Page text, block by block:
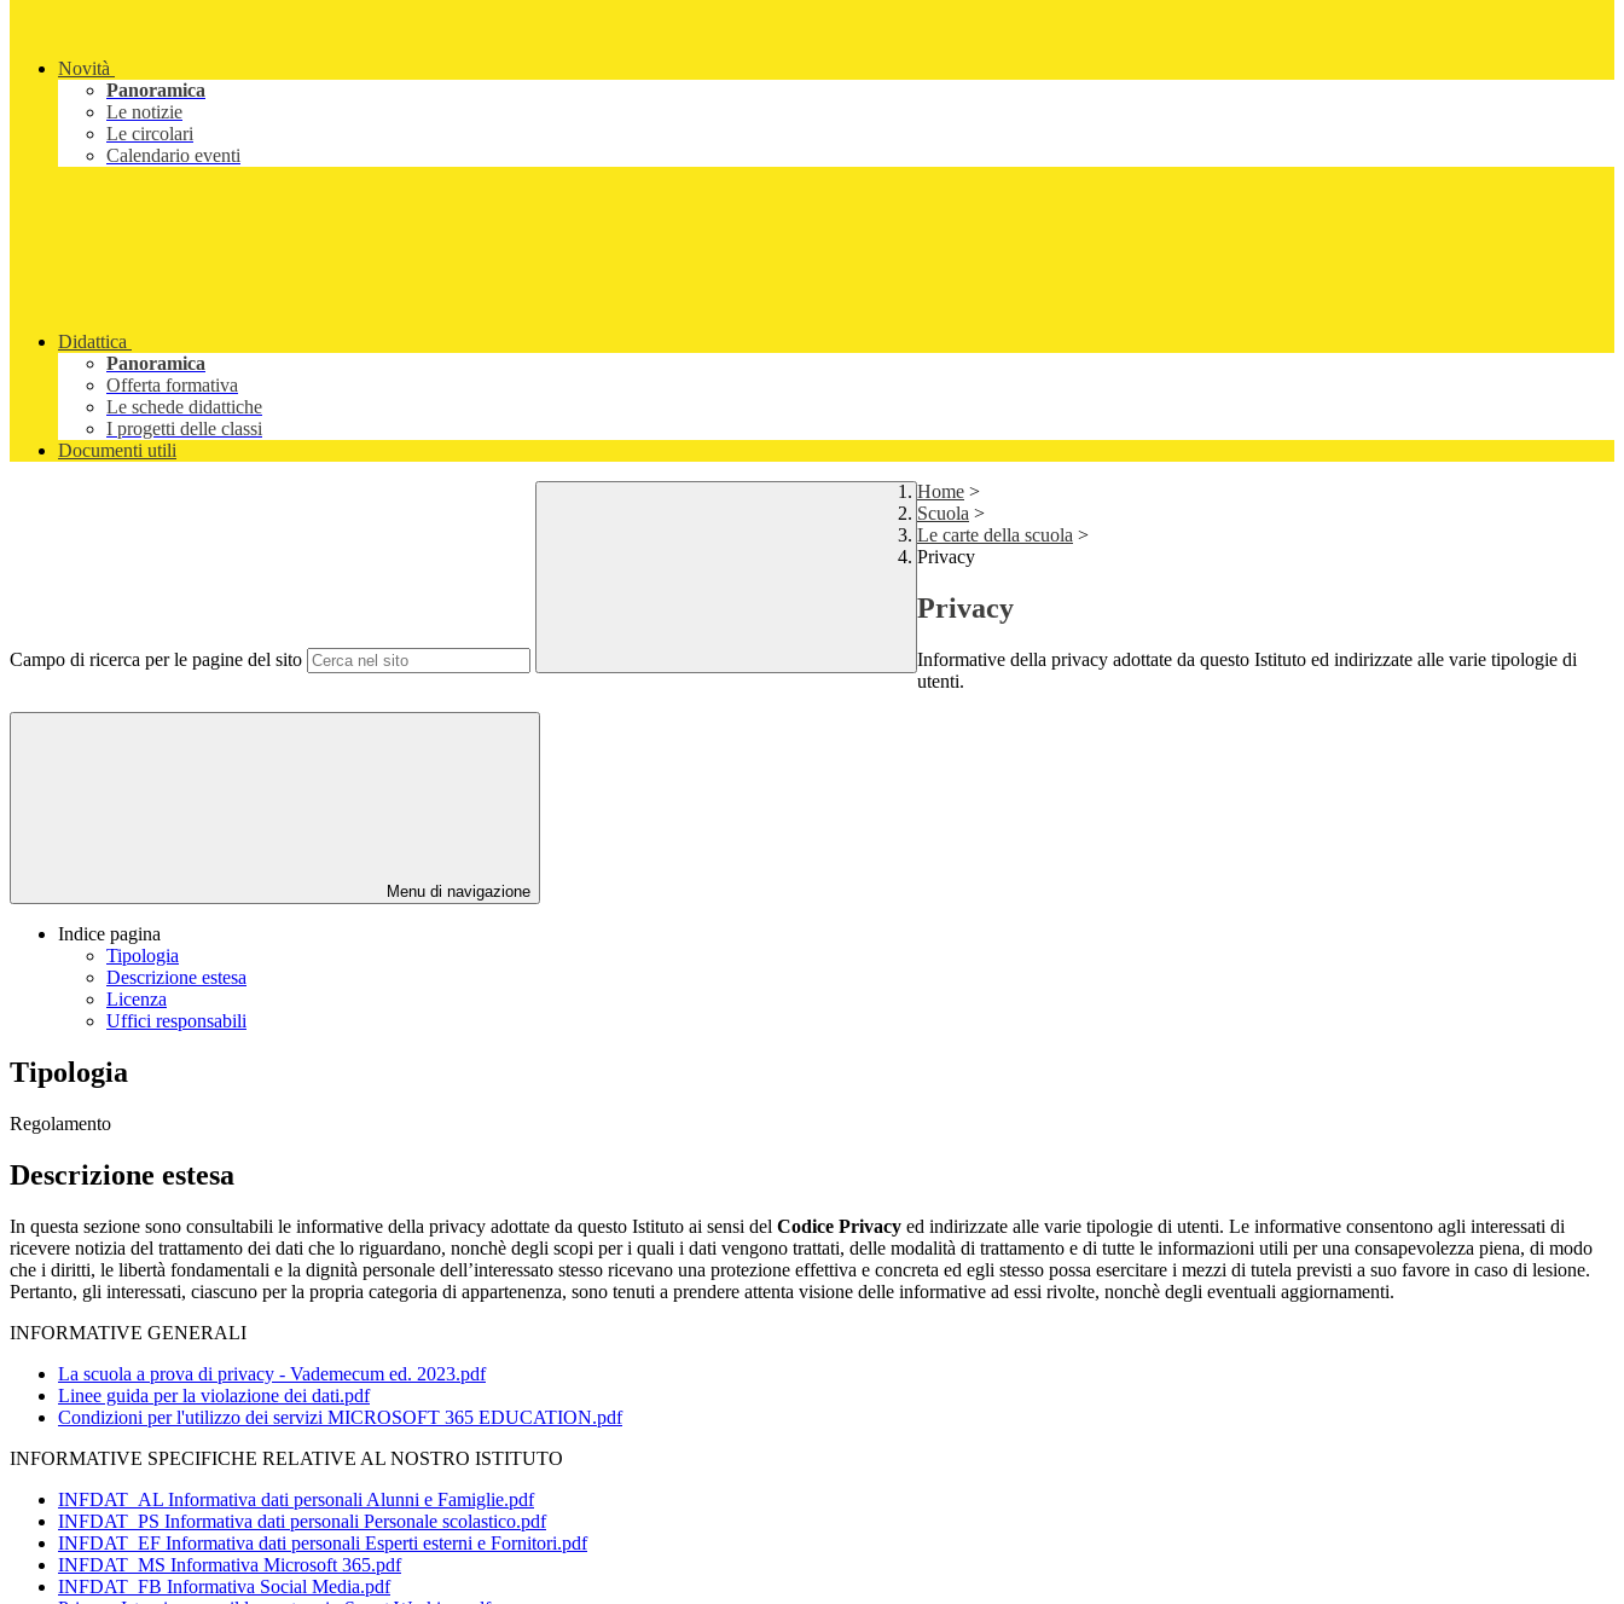
Novità
Panoramica
Le notizie
Le circolari
Calendario eventi
Didattica
Panoramica
Offerta formativa
Le schede didattiche
I progetti delle classi
Documenti utili
Campo di ricerca per le pagine del sito
Home >
Scuola >
Le carte della scuola >
Privacy
Privacy
Informative della privacy adottate da questo Istituto ed indirizzate alle varie tipologie di
utenti.
Menu di navigazione
Indice pagina
Tipologia
Descrizione estesa
Licenza
Uffici responsabili
Tipologia
Regolamento
Descrizione estesa
In questa sezione sono consultabili le informative della privacy adottate da questo Istituto ai sensi del Codice Privacy ed indirizzate alle varie tipologie di utenti. Le informative consentono agli interessati di
ricevere notizia del trattamento dei dati che lo riguardano, nonchè degli scopi per i quali i dati vengono trattati, delle modalità di trattamento e di tutte le informazioni utili per una consapevolezza piena, di modo
che i diritti, le libertà fondamentali e la dignità personale dell’interessato stesso ricevano una protezione effettiva e concreta ed egli stesso possa esercitare i mezzi di tutela previsti a suo favore in caso di lesione.
Pertanto, gli interessati, ciascuno per la propria categoria di appartenenza, sono tenuti a prendere attenta visione delle informative ad essi rivolte, nonchè degli eventuali aggiornamenti.
INFORMATIVE GENERALI
La scuola a prova di privacy - Vademecum ed. 2023.pdf
Linee guida per la violazione dei dati.pdf
Condizioni per l'utilizzo dei servizi MICROSOFT 365 EDUCATION.pdf
INFORMATIVE SPECIFICHE RELATIVE AL NOSTRO ISTITUTO
INFDAT_AL Informativa dati personali Alunni e Famiglie.pdf
INFDAT_PS Informativa dati personali Personale scolastico.pdf
INFDAT_EF Informativa dati personali Esperti esterni e Fornitori.pdf
INFDAT_MS Informativa Microsoft 365.pdf
INFDAT_FB Informativa Social Media.pdf